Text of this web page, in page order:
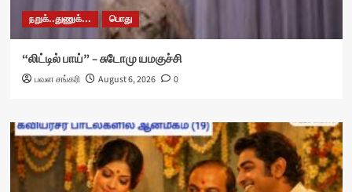
நறுக்..துணுக்... பொது
“லிட்டில் பாய்” – சுடோமு யமகுச்சி
பவள சங்கரி August 6, 2026 0